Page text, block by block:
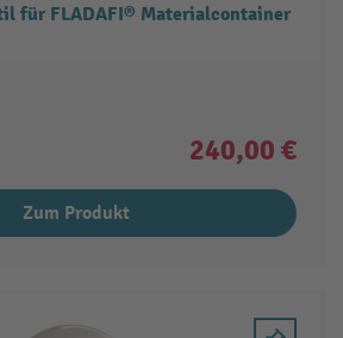
für FLADAFI® Materialcontainer
240,00 €
Zum Produkt